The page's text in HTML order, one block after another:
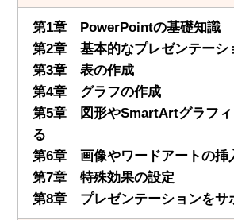
第1章 PowerPointの基礎知識
第2章 基本的なプレゼンテーシ
第3章 表の作成
第4章 グラフの作成
第5章 図形やSmartArtグラフィ
る
第6章 画像やワードアートの挿
第7章 特殊効果の設定
第8章 プレゼンテーションをサ